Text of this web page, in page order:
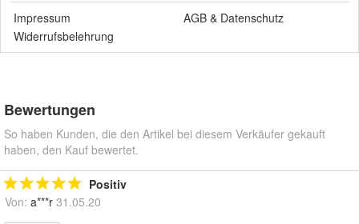
Impressum
AGB & Datenschutz
Widerrufsbelehrung
Bewertungen
So haben Kunden, die den Artikel bei diesem Verkäufer gekauft
haben, den Kauf bewertet.
Positiv
Von: a***r 31.05.20